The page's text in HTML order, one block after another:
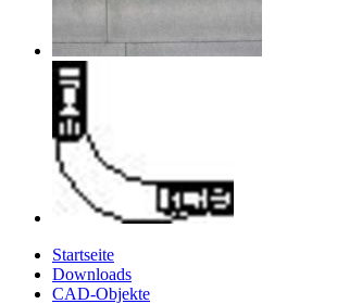
Startseite
Downloads
CAD-Objekte